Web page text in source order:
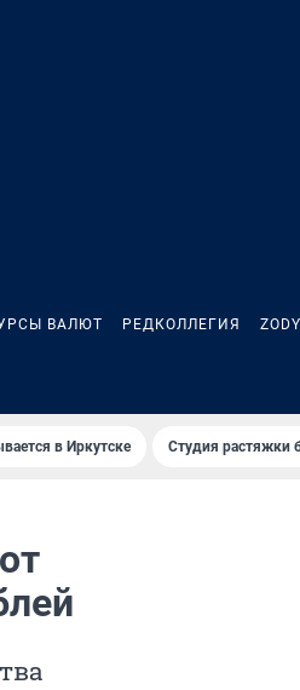
ВАЛЮТ РЕДКОЛЛЕГИЯ ZODY
в Иркутске Студия растяжки